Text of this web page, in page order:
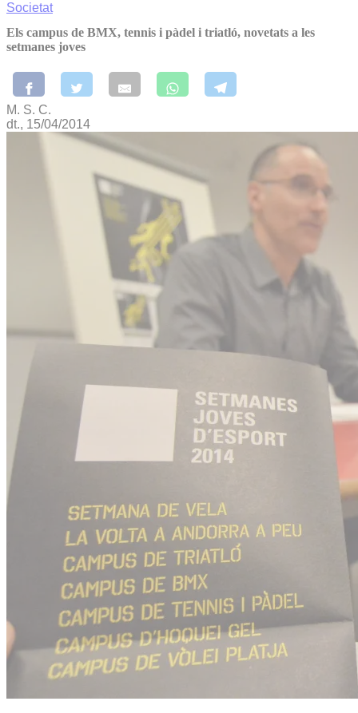
Societat
Els campus de BMX, tennis i pàdel i triatló, novetats a les
setmanes joves
M. S. C.
dt., 15/04/2014